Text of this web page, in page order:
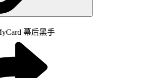
幕后黑手